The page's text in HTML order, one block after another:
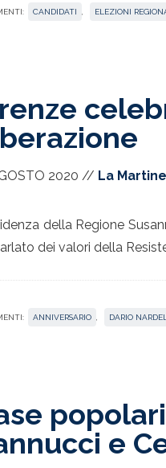
CANDIDATI ELEZIONI
2020 // La
della Regione
dei valori della
ANNIVERSARIO DARIO
e